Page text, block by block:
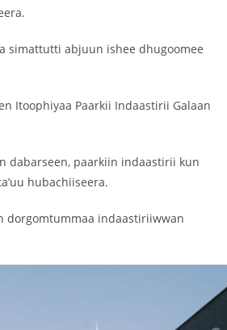
simattutti abjuun ishee dhugoomee
Itoophiyaa Paarkii Indaastirii Galaan
dabarseen, paarkiin indaastirii kun
hubachiiseera.
dorgomtummaa indaastiriiwwan